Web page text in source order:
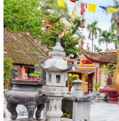
sử dụng đất và tài sản
Thông báo niêm yết
sử dụng đất và tài sản
Thông báo niêm yết
sử dụng đất và tài sản